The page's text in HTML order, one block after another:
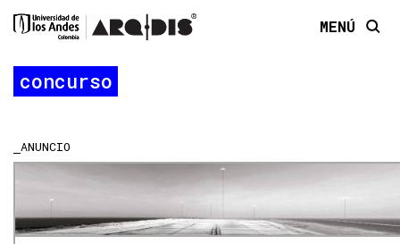
MENÚ
concurso
ANUNCIO